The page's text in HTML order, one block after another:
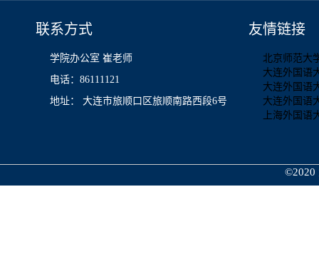
联系方式
学院办公室 崔老师
电话：86111121
地址： 大连市旅顺口区旅顺南路西段6号
友情链接
北京师范大
大连外国语
大连外国语
大连外国语
上海外国语
©2020